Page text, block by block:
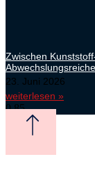
Zwischen
23. Juni 2026
weiterlesen »